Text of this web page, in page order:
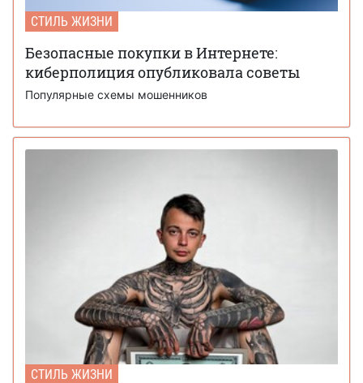
СТИЛЬ ЖИЗНИ
Безопасные покупки в Интернете:
киберполиция опубликовала советы
Популярные схемы мошенников
СТИЛЬ ЖИЗНИ